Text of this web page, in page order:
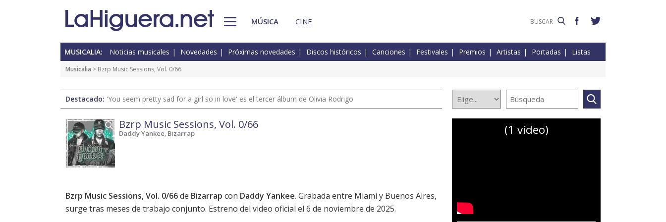
MÚSICA CINE
MUSICALIA: Noticias musicales Novedades Próximas novedades Discos históricos Canciones Festivales Premios Artistas Portadas Listas
Musicalia > Bzrp Music Sessions, Vol. 0/66
Destacado: 'You seem pretty sad for a girl so in love' es el tercer álbum de Olivia Rodrigo
Bzrp Music Sessions, Vol. 0/66
Daddy Yankee, Bizarrap
Bzrp Music Sessions, Vol. 0/66de Bizarrap con Daddy Yankee. Grabada entre Miami y Buenos Aires,
surge tras meses de trabajo conjunto. Estreno del video oficial el 6 de noviembre de 2025.
(1 vídeo)